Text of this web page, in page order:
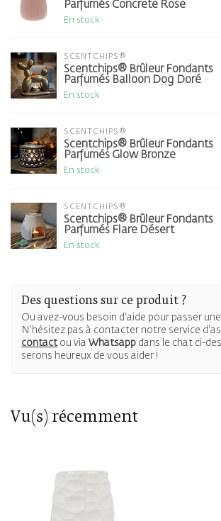
Parfumés Concrete Rose
En stock
SCENTCHIPS®
Scentchips® Brûleur Fondants
Parfumés Balloon Dog Doré
En stock
SCENTCHIPS®
Scentchips® Brûleur Fondants
Parfumés Glow Bronze
En stock
SCENTCHIPS®
Scentchips® Brûleur Fondants
Parfumés Flare Désert
En stock
Des questions sur ce produit ?
Ou avez-vous besoin d'aide pour passer
N'hésitez pas à contacter notre service
contactou via Whatsapp dans le chat ci-
serons heureux de vous aider !
Vu(s) récemment